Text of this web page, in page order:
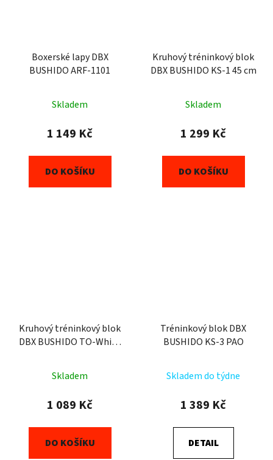
Boxerské lapy DBX
BUSHIDO ARF-1101
Skladem
1 149 Kč
DO KOŠÍKU
Kruhový tréninkový blok
DBX BUSHIDO KS-1 45 cm
Skladem
1 299 Kč
DO KOŠÍKU
Kruhový tréninkový blok
DBX BUSHIDO TO-White
Skladem
1 089 Kč
DO KOŠÍKU
Tréninkový blok DBX
BUSHIDO KS-3 PAO
Skladem do týdne
1 389 Kč
DETAIL